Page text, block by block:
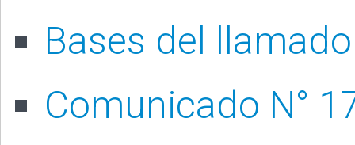
Bases del llamado
Comunicado N°